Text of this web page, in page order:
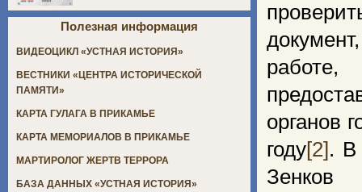
органов
году[2]. В
Полезная информация
ВИДЕОЦИКЛ «УСТНАЯ ИСТОРИЯ»
ВЕСТНИКИ «ЦЕНТРА ИСТОРИЧЕСКОЙ
ПАМЯТИ»
КАРТА ГУЛАГА В ПРИКАМЬЕ
КАРТА МЕМОРИАЛОВ В ПРИКАМЬЕ
МАРТИРОЛОГ ЖЕРТВ ТЕРРОРА
БАЗА ДАННЫХ «УСТНАЯ ИСТОРИЯ»